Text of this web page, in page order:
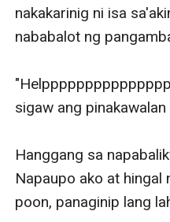
nakakarinig ni isa
nababalot ng
sigaw ang pinakawalan
Hanggang sa
Napaupo ako at hingal
poon, panaginip lang